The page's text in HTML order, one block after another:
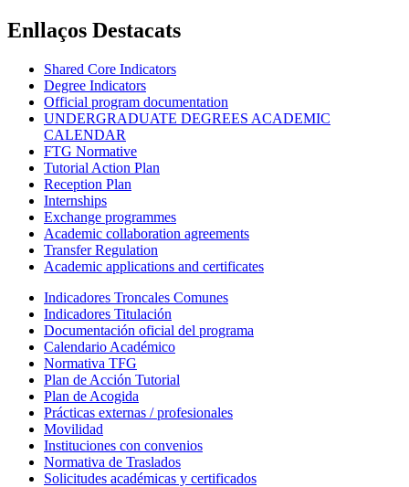
Enllaços Destacats
Shared Core Indicators
Degree Indicators
Official program documentation
UNDERGRADUATE DEGREES ACADEMIC
CALENDAR
FTG Normative
Tutorial Action Plan
Reception Plan
Internships
Exchange programmes
Academic collaboration agreements
Transfer Regulation
Academic applications and certificates
Indicadores Troncales Comunes
Indicadores Titulación
Documentación oficial del programa
Calendario Académico
Normativa TFG
Plan de Acción Tutorial
Plan de Acogida
Prácticas externas / profesionales
Movilidad
Instituciones con convenios
Normativa de Traslados
Solicitudes académicas y certificados